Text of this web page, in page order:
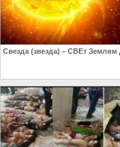
Свезда (звезда) – СВЕт